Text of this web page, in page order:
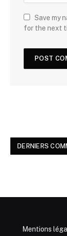
Save my
for the next
DERNIERS
Mentions